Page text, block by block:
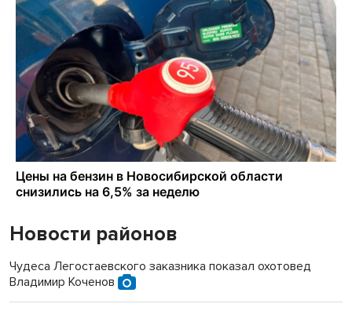
Новости районов
Чудеса Легостаевского заказника показал охотовед
Владимир Коченов